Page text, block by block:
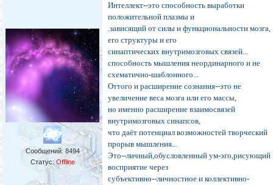
Сообщений: 8494
Статус:Offline
Интеллект--это способность выработки
положительной плазмы и
.зависящий от силы и функциональности мозга,
его структуры и его
синаптических внутримозговых связей...
способность мышления неординарного и не
схематично-шаблонного...
Оттого и расширение сознания--это не
увеличение веса мозга или его массы,
но именно расширение взаимосвязей
внутримозговых синапсов,
что даёт потенциал возможностей творческий
прорыв мышления...
Это--личный,обусловленный ум-эго,рисующий
восприятие через
субъективно--личностное и коллективно-